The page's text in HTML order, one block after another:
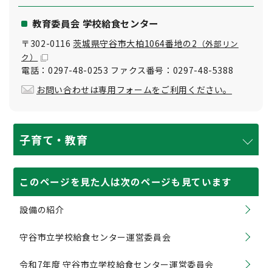
教育委員会 学校給食センター
〒302-0116茨城県守谷市大柏1064番地の2 （外部リン
ク）
電話：0297-48-0253 ファクス番号：0297-48-5388
お問い合わせは専用フォームをご利用ください。
子育て・教育
このページを見た人は次のページも見ています
設備の紹介
守谷市立学校給食センター運営委員会
令和7年度 守谷市立学校給食センター運営委員会